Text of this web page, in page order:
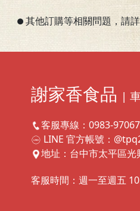
● 其他訂購等相關問題，請
謝家香食品 |
客服專線：0983-
LINE 官方帳號：
地址：台中市太平區光
客服時間：週一至週五